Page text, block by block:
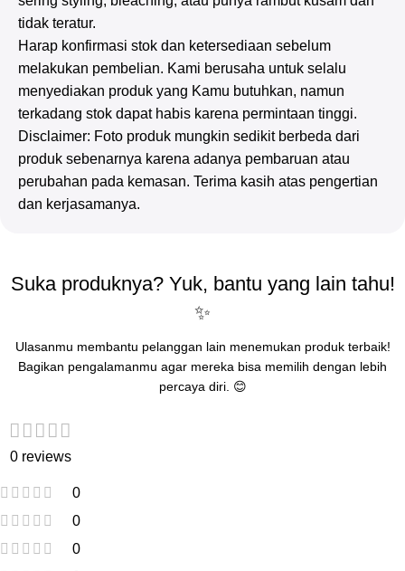
tidak teratur.
Harap konfirmasi stok dan ketersediaan sebelum
melakukan pembelian. Kami berusaha untuk selalu
menyediakan produk yang Kamu butuhkan, namun
terkadang stok dapat habis karena permintaan tinggi.
Disclaimer: Foto produk mungkin sedikit berbeda dari
produk sebenarnya karena adanya pembaruan atau
perubahan pada kemasan. Terima kasih atas pengertian
dan kerjasamanya.
Suka produknya? Yuk, bantu yang lain tahu!
✨
Ulasanmu membantu pelanggan lain menemukan produk terbaik!
Bagikan pengalamanmu agar mereka bisa memilih dengan lebih
percaya diri. 😊
0 reviews
0
0
0